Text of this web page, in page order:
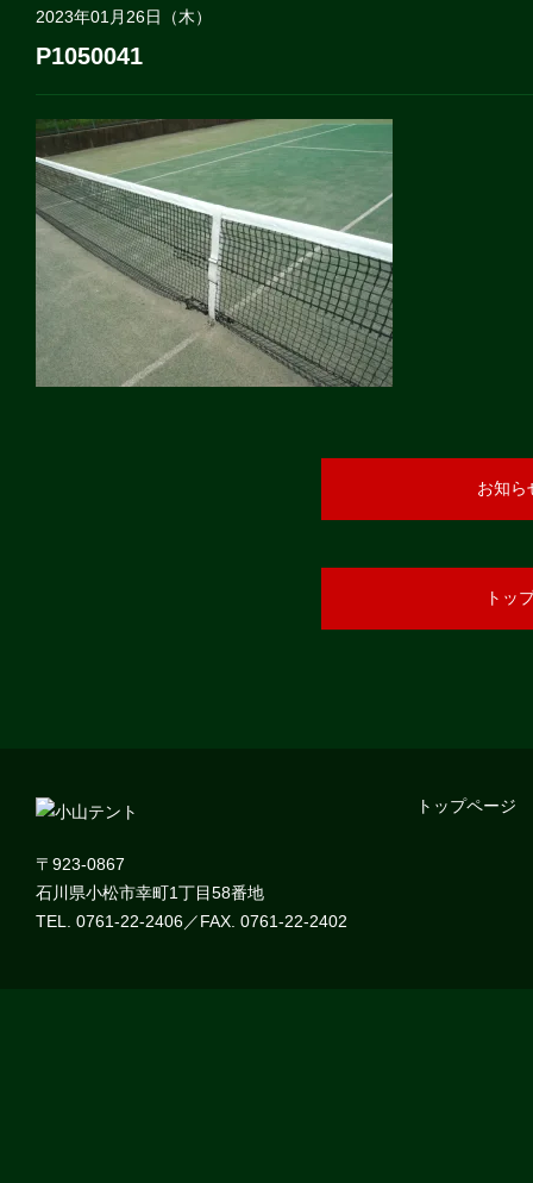
2023年01月26日（木）
P1050041
お知ら
トッ
〒923-0867
石川県小松市幸町1丁目58番地
TEL. 0761-22-2406／FAX. 0761-22-2402
トップページ